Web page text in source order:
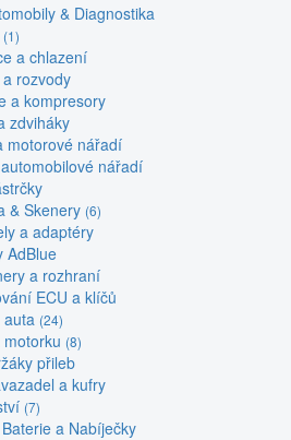
& Diagnostika
(1)
a chlazení
rozvody
a kompresory
zdviháky
motorové nářadí
nářadí
& Skenery (6)
a adaptéry
AdBlue
a rozhraní
ECU a klíčů
(24)
(8)
přileb
a kufry
(7)
Baterie a Nabíječky